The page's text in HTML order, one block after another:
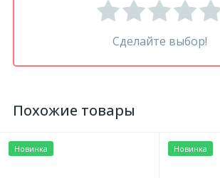
Сделайте выбор!
Похожие товары
Новинка Новинка